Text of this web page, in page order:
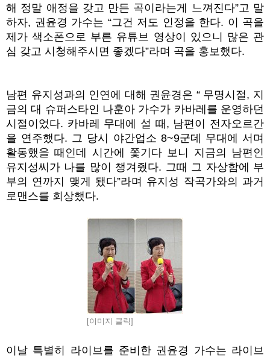
해 정말 애정을 갖고 만든 곡이라는게 느껴진다”고 말
하자, 권윤경 가수는 “그건 저도 인정을 한다. 이 곡을
제가 색소폰으로 부른 유튜브 영상이 있으니 많은 관
심 갖고 시청해주시면 좋겠다”라며 곡을 홍보했다.
남편 유지성과의 인연에 대해 권윤경은 “ 무명시절, 지
금의 대 슈퍼스타인 나훈아 가수가 카바레를 운영하던
시절이었다. 카바레 무대에 설 때, 남편이 전자오르간
을 연주했다. 그 당시 야간업소 8~9군데 무대에 서며
활동했을 때인데 시간에 쫓기다 보니 지금의 남편인
유지성씨가 나를 많이 챙겨줬다. 그때 그 자상함에 부
부의 연까지 맺게 됐다”라며 유지성 작곡가와의 과거
로맨스를 회상했다.
[이미지 클릭]
이날 특별히 라이브를 준비한 권윤경 가수는 라이브